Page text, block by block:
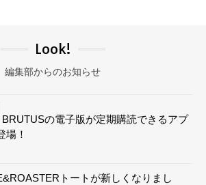
Look!
編集部からのお知らせ
の電子版が定期購読できるアプ
場！
トートが新しくなりまし